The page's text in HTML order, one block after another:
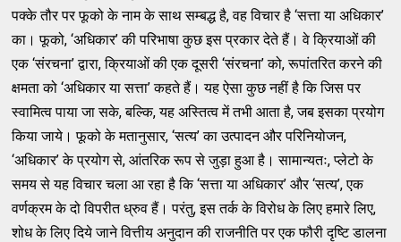
पक्के तौर पर फूको के नाम के साथ सम्बद्ध है, वह विचार है ‘सत्ता या अधिकार’
का। फूको, ‘अधिकार’ की परिभाषा कुछ इस प्रकार देते हैं। वे क्रियाओं की
एक ‘संरचना’ द्वारा, क्रियाओं की एक दूसरी ‘संरचना’ को, रूपांतरित करने की
क्षमता को ‘अधिकार या सत्ता’ कहते हैं। यह ऐसा कुछ नहीं है कि जिस पर
स्वामित्व पाया जा सके, बल्कि, यह अस्तित्व में तभी आता है, जब इसका प्रयोग
किया जाये। फूको के मतानुसार, ‘सत्य’ का उत्पादन और परिनियोजन,
‘अधिकार’ के प्रयोग से, आंतरिक रूप से जुड़ा हुआ है। सामान्यतः, प्लेटो के
समय से यह विचार चला आ रहा है कि ‘सत्ता या अधिकार’ और ‘सत्य’, एक
वर्णक्रम के दो विपरीत ध्रुव हैं। परंतु, इस तर्क के विरोध के लिए हमारे लिए,
शोध के लिए दिये जाने वित्तीय अनुदान की राजनीति पर एक फौरी दृष्टि डालना